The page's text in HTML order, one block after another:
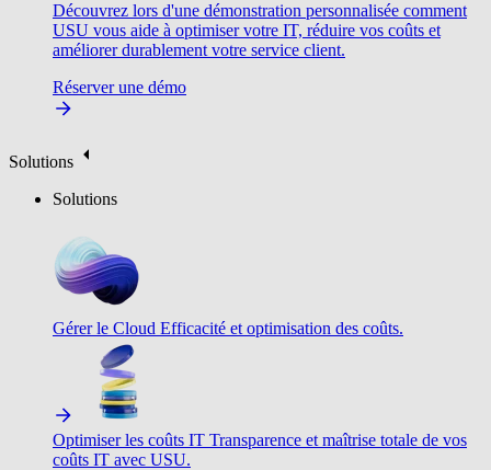
Découvrez lors d'une démonstration personnalisée comment
USU vous aide à optimiser votre IT, réduire vos coûts et
améliorer durablement votre service client.
Réserver une démo
Solutions
Solutions
Gérer le Cloud Efficacité et optimisation des coûts.
Optimiser les coûts IT Transparence et maîtrise totale de vos
coûts IT avec USU.